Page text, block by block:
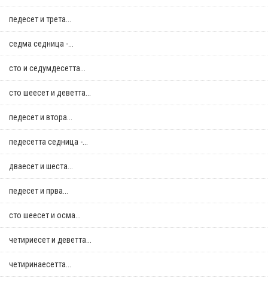
педесет и трета...
седма седница -...
сто и седумдесетта...
сто шеесет и деветта...
педесет и втора...
педесетта седница -...
дваесет и шеста...
педесет и прва...
сто шеесет и осма...
четириесет и деветта...
четиринаесетта...